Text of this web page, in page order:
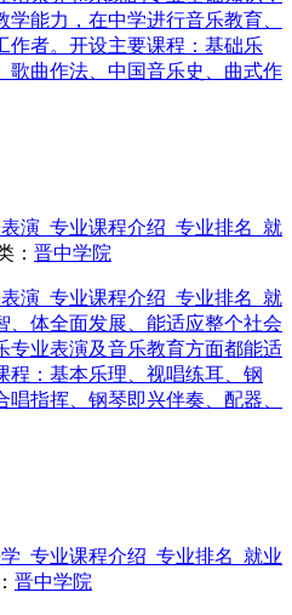
能力，在中学进行音乐教育、
作者。开设主要课程：基础乐
歌曲作法、中国音乐史、曲式作
演_专业课程介绍_专业排名_就
： 晋中学院
演_专业课程介绍_专业排名_就
、体全面发展、能适应整个社会
专业表演及音乐教育方面都能适
程：基本乐理、视唱练耳、钢
指挥、钢琴即兴伴奏、配器、
_专业课程介绍_专业排名_就业
晋中学院